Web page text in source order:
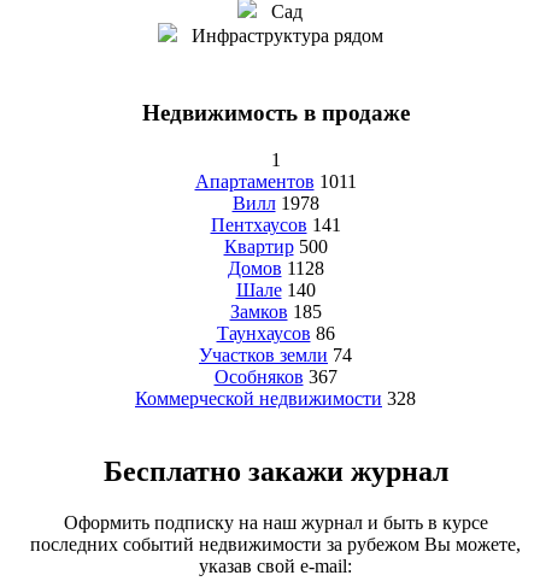
Сад
Инфраструктура рядом
Недвижимость в продаже
1
Апартаментов 1011
Вилл 1978
Пентхаусов 141
Квартир 500
Домов 1128
Шале 140
Замков 185
Таунхаусов 86
Участков земли 74
Особняков 367
Коммерческой недвижимости 328
Бесплатно закажи журнал
Оформить подписку на наш журнал и быть в курсе
последних событий недвижимости за рубежом Вы можете,
указав свой e-mail: